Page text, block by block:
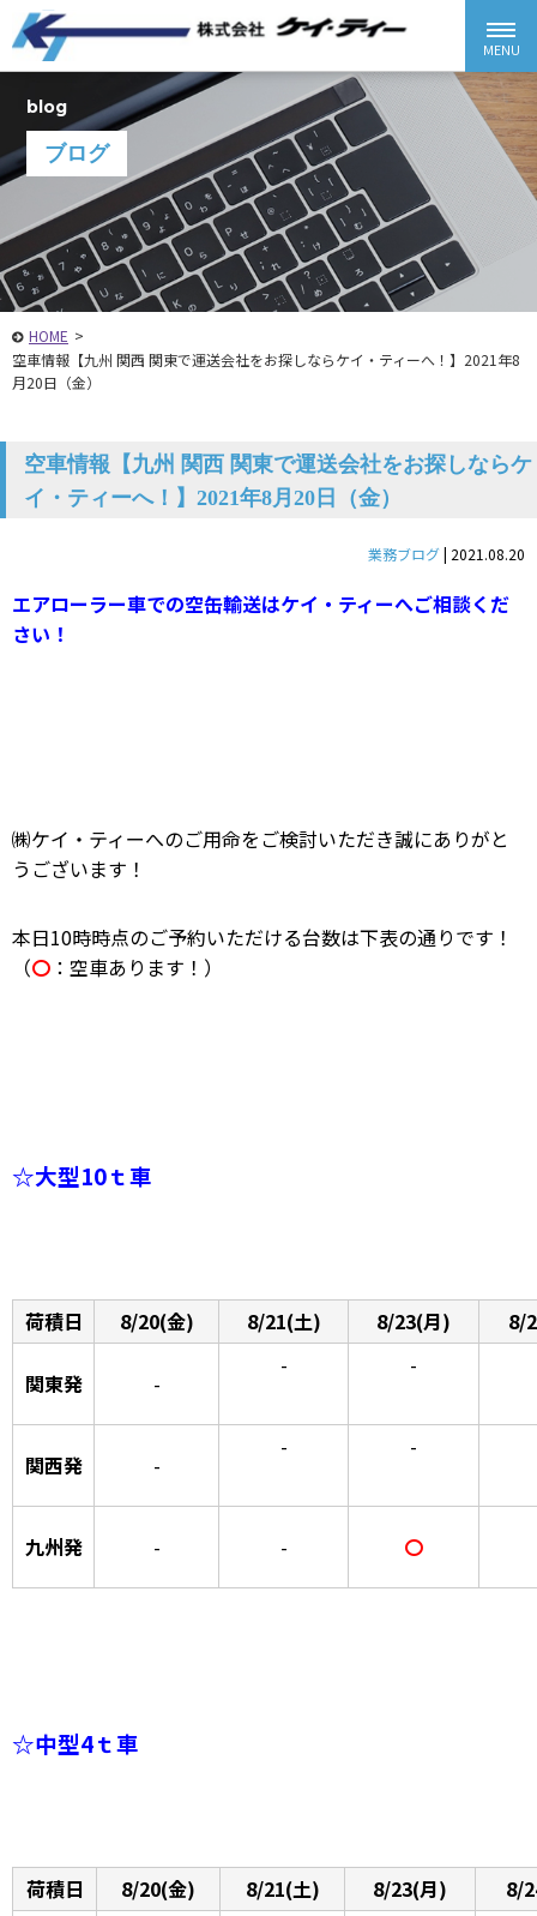
blog
ブログ
HOME >
空車情報【九州 関西 関東で運送会社をお探しならケイ・ティーへ！】2021年8
月20日（金）
空車情報【九州 関西 関東で運送会社をお探しならケ
イ・ティーへ！】2021年8月20日（金）
業務ブログ| 2021.08.20
エアローラー車での空缶輸送はケイ・ティーへご相談くだ
さい！
㈱ケイ・ティーへのご用命をご検討いただき誠にありがと
うございます！
本日10時時点のご予約いただける台数は下表の通りです！
（〇 ：空車あります！）
☆大型10ｔ車
荷積日 8/20(金) 8/21(土) 8/23(月) 8/
関東発 -
- -
関西発 -
- -
九州発 - - 〇
☆中型4ｔ車
荷積日 8/20(金) 8/21(土) 8/23(月) 8/